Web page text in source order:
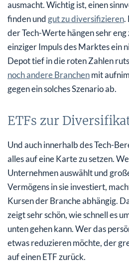
ausmacht. Wichtig ist, einen
finden undgut zu diversifizieren.
der Tech-Werte hängen sehr eng
einziger Impuls des Marktes ein
Depot tief in die roten Zahlen
noch andere Branchenmit
gegen ein solches Szenario ab.
ETFs zur
Und auch innerhalb des Tech-
alles auf eine Karte zu setzen.
Unternehmen auswählt und
Vermögens in sie investiert,
Kursen der Branche abhängig.
zeigt sehr schön, wie schnell es
unten gehen kann. Wer das
etwas reduzieren möchte, der
auf einen ETF zurück.